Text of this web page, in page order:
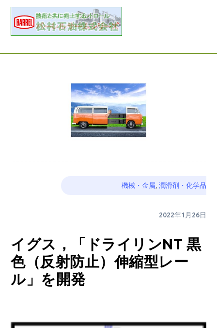
機械・金属, 潤滑剤・化学品
2022年1月26日
イグス，「ドライリンNT 黒
色（反射防止）伸縮型レー
ル」を開発